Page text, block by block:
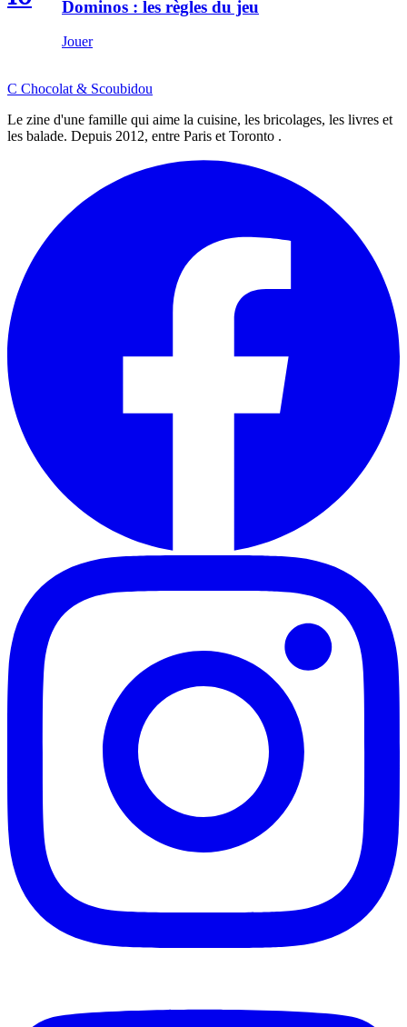
Dominos : les règles du jeu
Jouer
C Chocolat & Scoubidou
Le zine d'une famille qui aime la cuisine, les bricolages, les livres et
les balade. Depuis 2012, entre Paris et Toronto .